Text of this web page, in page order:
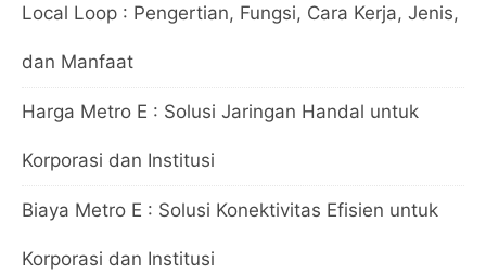
Local Loop : Pengertian, Fungsi, Cara Kerja, Jenis,
dan Manfaat
Harga Metro E : Solusi Jaringan Handal untuk
Korporasi dan Institusi
Biaya Metro E : Solusi Konektivitas Efisien untuk
Korporasi dan Institusi